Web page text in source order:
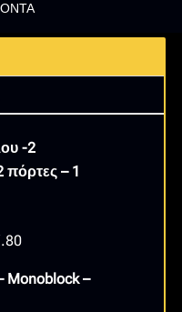
-2
πόρτες – 1
Monoblock –